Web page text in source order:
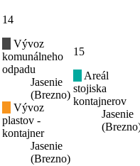
14
Vývoz
komunálneho
odpadu
Jasenie
(Brezno)
Vývoz
plastov -
kontajner
Jasenie
(Brezno)
15
Areál
stojiska
kontajnerov
Jasenie